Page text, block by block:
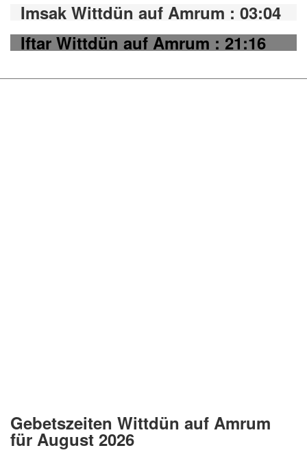
Imsak Wittdün auf Amrum : 03:04
Iftar Wittdün auf Amrum : 21:16
Gebetszeiten Wittdün auf Amrum
für August 2026